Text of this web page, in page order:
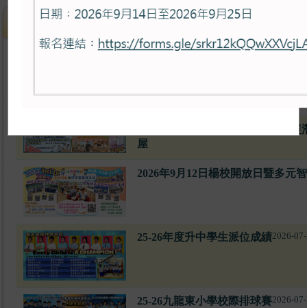
最新消息
楊校關愛好精「晨」，朝七晚完
屋
2026年9月12日楊校開放日暨多元
25-26年度升中學生派位成績2026-
25-26九龍東小學校際排球賽2026-